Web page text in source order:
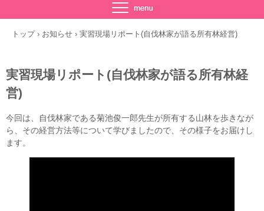
トップ › お知らせ › 実習現場リポート(自伐林家が語る所有林経営)
実習現場リポート(自伐林家が語る所有林経
営)
今回は、自伐林家である菊池俊一郎先生が所有する山林を歩きなが
ら、その経営方法等について学びましたので、その様子をお届けし
ます。